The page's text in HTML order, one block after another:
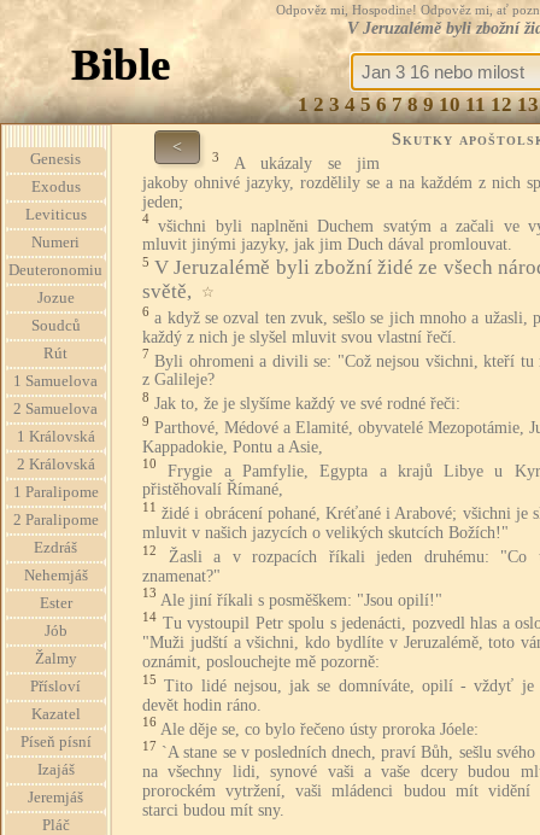
Odpověz mi, Hospodine! Odpověz mi, ať
V Jeruzalémě byli zbožní
Bible
1 2 3 4 5 6 7 8 9 10 11 12 13
Genesis
Exodus
Leviticus
Numeri
Deuteronomiu
Jozue
Soudců
Rút
1 Samuelova
2 Samuelova
1 Královská
2 Královská
1 Paralipome
2 Paralipome
Ezdráš
Nehemjáš
Ester
Jób
Žalmy
Přísloví
Kazatel
Píseň písní
Izajáš
Jeremjáš
Pláč
< Skutky
3
A ukázaly se jim
jakoby ohnivé jazyky, rozdělily se a na každém z nich
jeden;
4
všichni byli naplněni Duchem svatým a začali ve
mluvit jinými jazyky, jak jim Duch dával promlouvat.
5 V Jeruzalémě byli zbožní židé ze všech
světě,
☆
6 a když se ozval ten zvuk, sešlo se jich mnoho a užasli,
každý z nich je slyšel mluvit svou vlastní řečí.
7 Byli ohromeni a divili se: "Což nejsou všichni, kteří tu
z Galileje?
8 Jak to, že je slyšíme každý ve své rodné řeči:
9 Parthové, Médové a Elamité, obyvatelé Mezopotámie,
Kappadokie, Pontu a Asie,
10
Frygie a Pamfylie, Egypta a krajů Libye u
přistěhovalí Římané,
11
židé i obrácení pohané, Kréťané i Arabové; všichni je
mluvit v našich jazycích o velikých skutcích Božích!"
12
Žasli a v rozpacích říkali jeden druhému: "Co
znamenat?"
13 Ale jiní říkali s posměškem: "Jsou opilí!"
14 Tu vystoupil Petr spolu s jedenácti, pozvedl hlas a
"Muži judští a všichni, kdo bydlíte v Jeruzalémě, toto
oznámit, poslouchejte mě pozorně:
15
Tito lidé nejsou, jak se domníváte, opilí - vždyť je
devět hodin ráno.
16 Ale děje se, co bylo řečeno ústy proroka Jóele:
17 `A stane se v posledních dnech, praví Bůh, sešlu svého
na všechny lidi, synové vaši a vaše dcery budou
prorockém vytržení, vaši mládenci budou mít vidění
starci budou mít sny.